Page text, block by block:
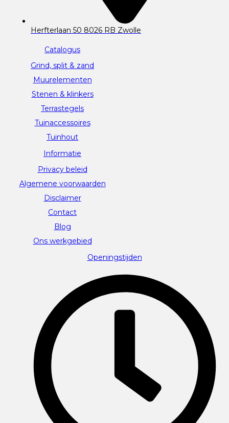
Herfterlaan 50 8026 RB Zwolle
Catalogus
Grind, split & zand
Muurelementen
Stenen & klinkers
Terrastegels
Tuinaccessoires
Tuinhout
Informatie
Privacy beleid
Algemene voorwaarden
Disclaimer
Contact
Blog
Ons werkgebied
Openingstijden